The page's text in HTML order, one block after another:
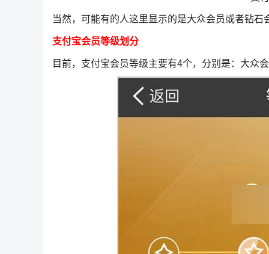
当然，可能有的人这里显示的是大众会员或者钻
支付宝会员等级划分
目前，支付宝会员等级主要有4个，分别是：大众